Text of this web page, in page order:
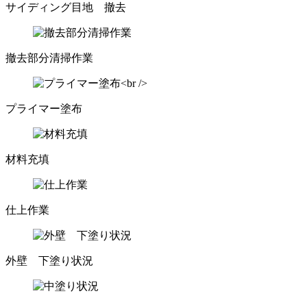
サイディング目地 撤去
撤去部分清掃作業
プライマー塗布
材料充填
仕上作業
外壁 下塗り状況